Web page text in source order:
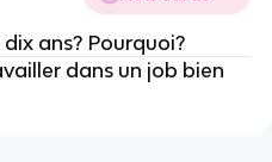
ans? Pourquoi?
dans un job bien